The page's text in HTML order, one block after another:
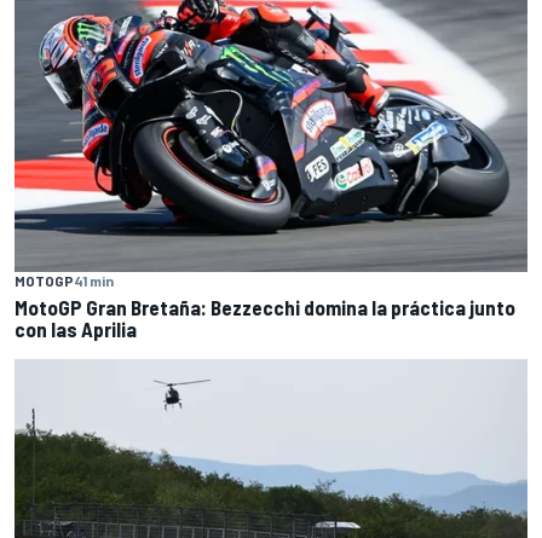
MOTOGP41 min
MotoGP Gran Bretaña: Bezzecchi domina la práctica junto
con las Aprilia